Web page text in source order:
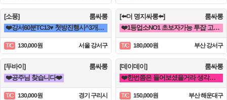
[소풍]
룸싸롱
❤️강서60분TC13♥ 첫방진행시^3개묶음시작❤️
T/C 130,000원 서울 강서구
[⬅️더 명지싸롱⬅️]
룸싸롱
❤️1등업소NO1 초보자가능 투잡 고페이갯수보장❤️
T/C 180,000원 부산 강서구
[두바이]
룸싸롱
❤️공주님 찾습니다❤️
T/C 130,000원 경기 구리시
[데이데이]
룸싸롱
❤️한번쯤은 들어보셨을거라 생각합니다 해운대 하면 퀄리티 입니다❤️
T/C 150,000원 부산 해운대구